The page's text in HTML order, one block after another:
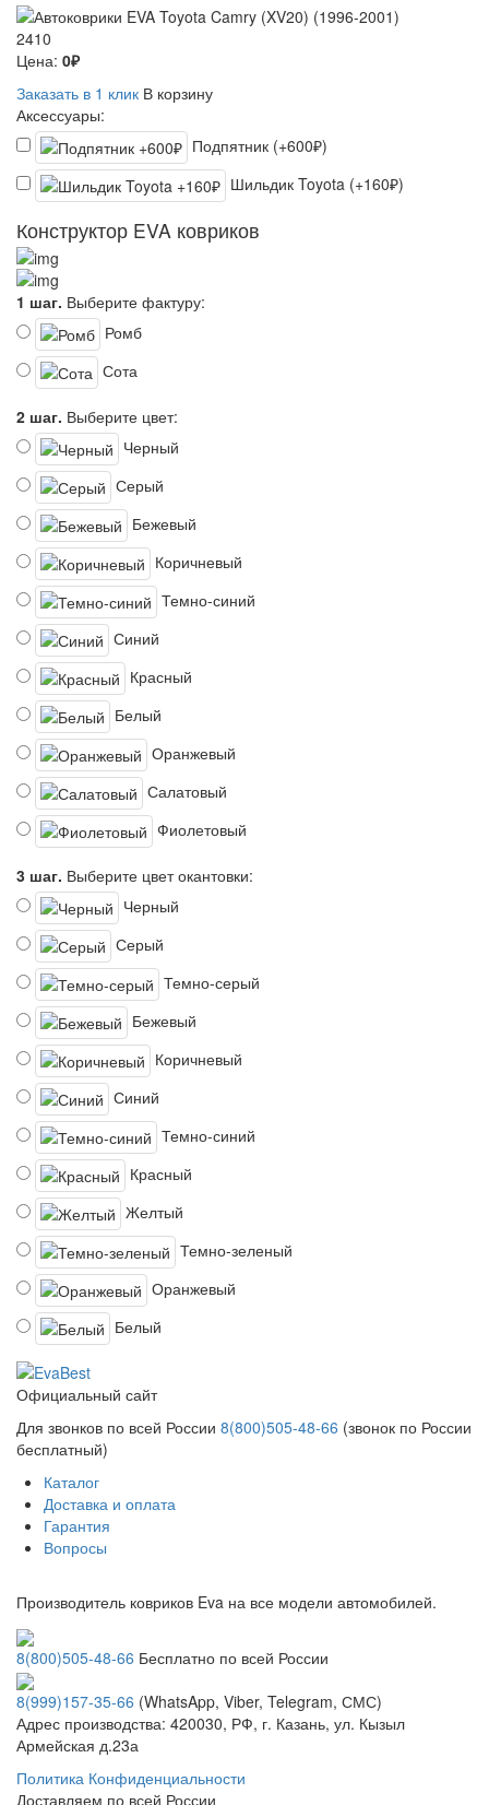
2410
Цена: 0₽
Заказать в 1 клик В корзину
Аксессуары:
Подпятник (+600₽)
Шильдик Toyota (+160₽)
Конструктор EVA ковриков
1 шаг. Выберите фактуру:
Ромб
Сота
2 шаг. Выберите цвет:
Черный
Серый
Бежевый
Коричневый
Темно-синий
Синий
Красный
Белый
Оранжевый
Салатовый
Фиолетовый
3 шаг. Выберите цвет окантовки:
Черный
Серый
Темно-серый
Бежевый
Коричневый
Синий
Темно-синий
Красный
Желтый
Темно-зеленый
Оранжевый
Белый
Официальный сайт
Для звонков по всей России 8(800)505-48-66 (звонок по России
бесплатный)
Каталог
Доставка и оплата
Гарантия
Вопросы
Производитель ковриков Eva на все модели автомобилей.
8(800)505-48-66 Бесплатно по всей России
8(999)157-35-66 (WhatsApp, Viber, Telegram, СМС)
Адрес производства: 420030, РФ, г. Казань, ул. Кызыл
Армейская д.23а
Политика Конфиденциальности
Доставляем по всей России